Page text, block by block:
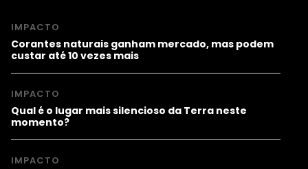
IMPACTO
Corantes naturais ganham mercado, mas podem
custar até 10 vezes mais
IMPACTO
Qual é o lugar mais silencioso da Terra neste
momento?
IMPACTO